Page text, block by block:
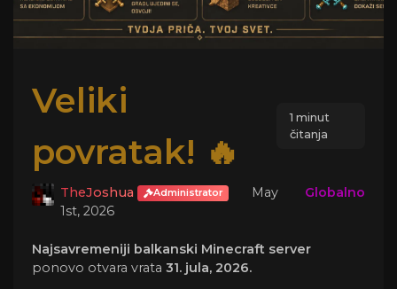
Veliki
povratak! 🔥
1 minut
čitanja
TheJoshua Administrator
May
1st, 2026
Globalno
Najsavremeniji balkanski Minecraft server
ponovo otvara vrata 31. jula, 2026.